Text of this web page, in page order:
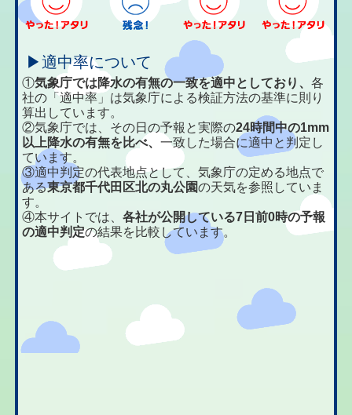
▶適中率について
①気象庁では降水の有無の一致を適中としており、各
社の「適中率」は気象庁による検証方法の基準に則り
算出しています。
②気象庁では、その日の予報と実際の24時間中の1mm
以上降水の有無を比べ、一致した場合に適中と判定し
ています。
③適中判定の代表地点として、気象庁の定める地点で
ある東京都千代田区北の丸公園の天気を参照していま
す。
④本サイトでは、各社が公開している7日前0時の予報
の適中判定の結果を比較しています。